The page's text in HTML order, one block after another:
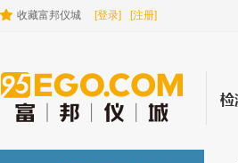
收藏富邦仪城 [登录] [注册]